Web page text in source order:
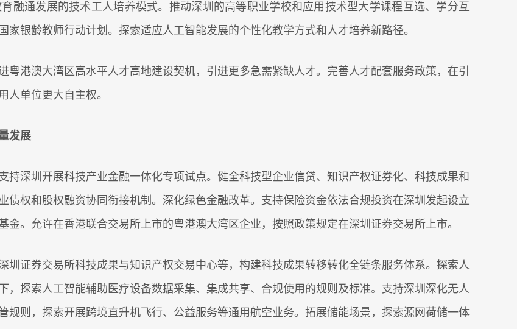
融通发展的技术工人培养模式。推动深圳的高等职业学校和应用技术型大学课程互选、学分互
银龄教师行动计划。探索适应人工智能发展的个性化教学方式和人才培养新路径。
澳大湾区高水平人才高地建设契机，引进更多急需紧缺人才。完善人才配套服务政策，在引
人单位更大自主权。
发展
深圳开展科技产业金融一体化专项试点。健全科技型企业信贷、知识产权证券化、科技成果和
债权和股权融资协同衔接机制。深化绿色金融改革。支持保险资金依法合规投资在深圳发起设立
。允许在香港联合交易所上市的粤港澳大湾区企业，按照政策规定在深圳证券交易所上市。
证券交易所科技成果与知识产权交易中心等，构建科技成果转移转化全链条服务体系。探索人
，探索人工智能辅助医疗设备数据采集、集成共享、合规使用的规则及标准。支持深圳深化无人
规则，探索开展跨境直升机飞行、公益服务等通用航空业务。拓展储能场景，探索源网荷储一体